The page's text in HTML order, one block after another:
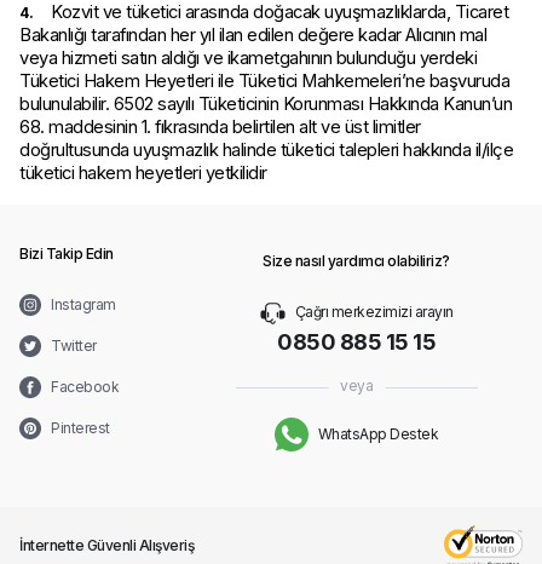
4.
Kozvit ve tüketici arasında doğacak uyuşmazlıklarda, Ticaret
Bakanlığı tarafından her yıl ilan edilen değere kadar Alıcının mal
veya hizmeti satın aldığı ve ikametgahının bulunduğu yerdeki
Tüketici Hakem Heyetleri ile Tüketici Mahkemeleri’ne başvuruda
bulunulabilir. 6502 sayılı Tüketicinin Korunması Hakkında Kanun’un
68. maddesinin 1. fıkrasında belirtilen alt ve üst limitler
doğrultusunda uyuşmazlık halinde tüketici talepleri hakkında il/ilçe
tüketici hakem heyetleri yetkilidir
Bizi Takip Edin
Instagram
Twitter
Facebook
Pinterest
Size nasıl yardımcı olabiliriz?
Çağrı merkezimizi arayın
0850 885 15 15
veya
WhatsApp Destek
İnternette Güvenli Alışveriş